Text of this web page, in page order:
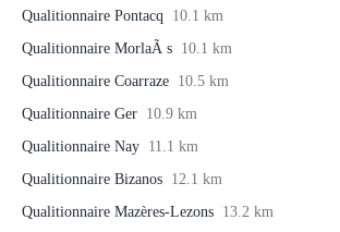
Qualitionnaire Pontacq 10.1 km
Qualitionnaire MorlaÃ s 10.1 km
Qualitionnaire Coarraze 10.5 km
Qualitionnaire Ger 10.9 km
Qualitionnaire Nay 11.1 km
Qualitionnaire Bizanos 12.1 km
Qualitionnaire Mazères-Lezons 13.2 km